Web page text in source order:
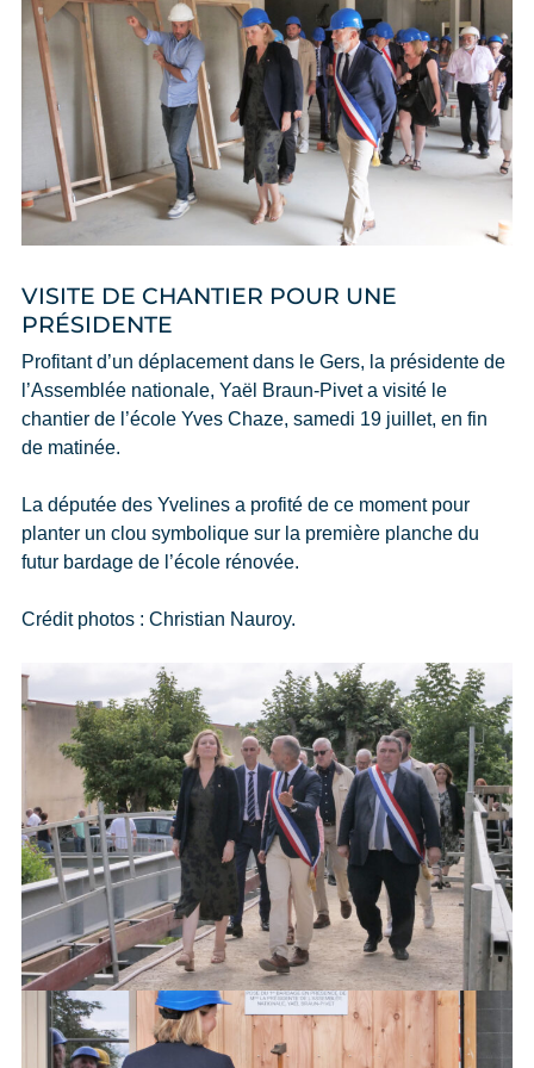
VISITE DE CHANTIER POUR UNE
PRÉSIDENTE
Profitant d’un déplacement dans le Gers, la présidente de
l’Assemblée nationale, Yaël Braun-Pivet a visité le
chantier de l’école Yves Chaze, samedi 19 juillet, en fin
de matinée.
La députée des Yvelines a profité de ce moment pour
planter un clou symbolique sur la première planche du
futur bardage de l’école rénovée.
Crédit photos : Christian Nauroy.